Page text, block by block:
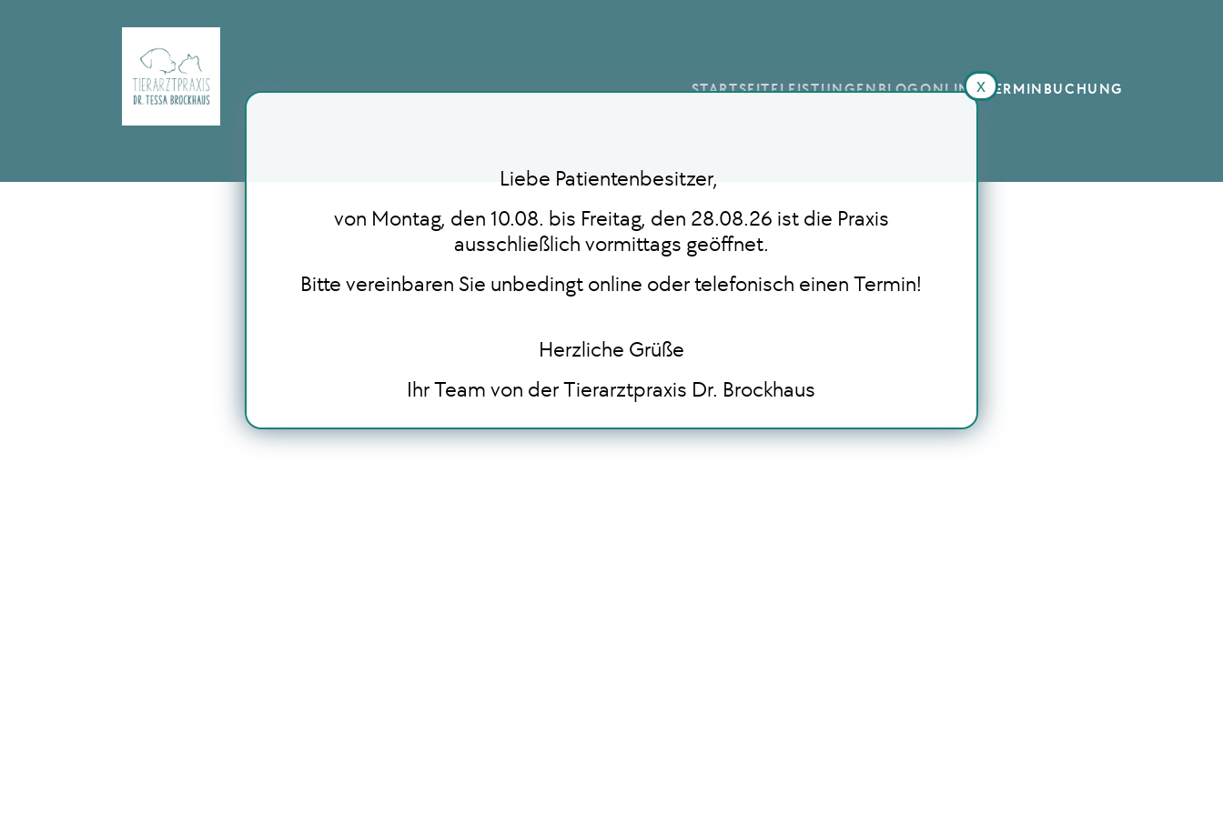
STARTSEITELEISTUNGENBLOGONLINE TERMINBUCHUNG
Liebe Patientenbesitzer,
von Montag, den 10.08. bis Freitag, den 28.08.26 ist die Praxis
ausschließlich vormittags geöffnet.
Bitte vereinbaren Sie unbedingt online oder telefonisch einen Termin!
Herzliche Grüße
Ihr Team von der Tierarztpraxis Dr. Brockhaus
x